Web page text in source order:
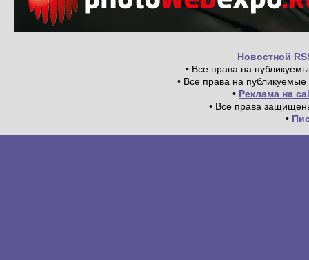
Новостной
• Все права на
• Все права на
• Реклама на
• Все права
•